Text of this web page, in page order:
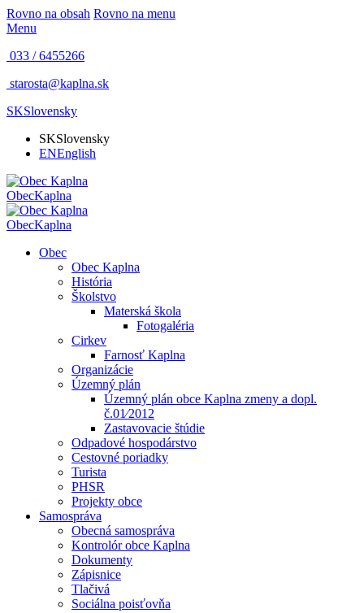
Rovno na obsah Rovno na menu
Menu
033 / 6455266
starosta@kaplna.sk
SKSlovensky
SKSlovensky
ENEnglish
ObecKaplna
ObecKaplna
Obec
Obec Kaplna
História
Školstvo
Materská škola
Fotogaléria
Cirkev
Farnosť Kaplna
Organizácie
Územný plán
Územný plán obce Kaplna zmeny a dopl.
č.01⁄2012
Zastavovacie štúdie
Odpadové hospodárstvo
Cestovné poriadky
Turista
PHSR
Projekty obce
Samospráva
Obecná samospráva
Kontrolór obce Kaplna
Dokumenty
Zápisnice
Tlačivá
Sociálna poisťovňa